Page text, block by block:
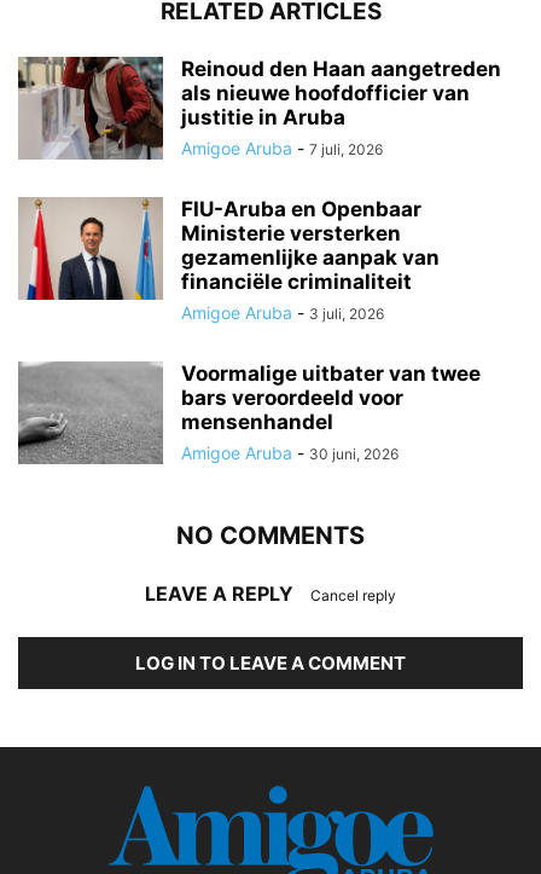
RELATED ARTICLES
Reinoud den Haan aangetreden
als nieuwe hoofdofficier van
justitie in Aruba
Amigoe Aruba - 7 juli, 2026
FIU-Aruba en Openbaar
Ministerie versterken
gezamenlijke aanpak van
financiële criminaliteit
Amigoe Aruba - 3 juli, 2026
Voormalige uitbater van twee
bars veroordeeld voor
mensenhandel
Amigoe Aruba - 30 juni, 2026
NO COMMENTS
LEAVE A REPLY Cancel reply
LOG IN TO LEAVE A COMMENT